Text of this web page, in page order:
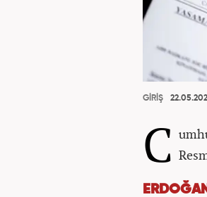
GİRİŞ
C